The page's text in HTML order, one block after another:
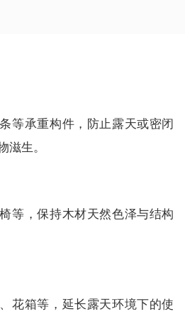
等承重构件，防止露天或密闭
滋生。
等，保持木材天然色泽与结构
花箱等，延长露天环境下的使